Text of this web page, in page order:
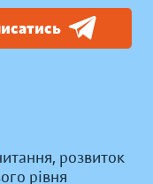
розвиток
рівня